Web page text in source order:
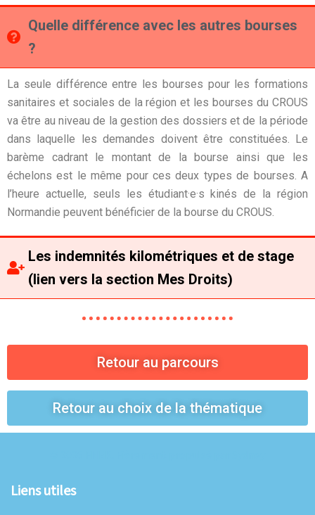
Quelle différence avec les autres bourses
?
La seule différence entre les bourses pour les formations
sanitaires et sociales de la région et les bourses du CROUS
va être au niveau de la gestion des dossiers et de la période
dans laquelle les demandes doivent être constituées. Le
barème cadrant le montant de la bourse ainsi que les
échelons est le même pour ces deux types de bourses. A
l’heure actuelle, seuls les étudiant·e·s kinés de la région
Normandie peuvent bénéficier de la bourse du CROUS.
Les indemnités kilométriques et de stage
(lien vers la section Mes Droits)
Retour au parcours
Retour au choix de la thématique
Liens utiles